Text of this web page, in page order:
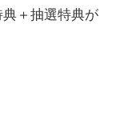
＋抽選特典が